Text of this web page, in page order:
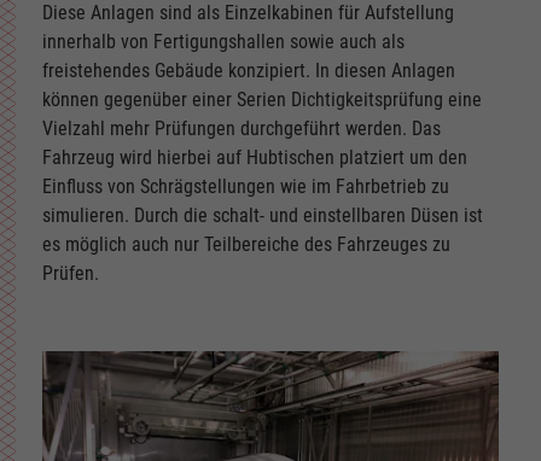
Diese Anlagen sind als Einzelkabinen für Aufstellung
innerhalb von Fertigungshallen sowie auch als
freistehendes Gebäude konzipiert. In diesen Anlagen
können gegenüber einer Serien Dichtigkeitsprüfung eine
Vielzahl mehr Prüfungen durchgeführt werden. Das
Fahrzeug wird hierbei auf Hubtischen platziert um den
Einfluss von Schrägstellungen wie im Fahrbetrieb zu
simulieren. Durch die schalt- und einstellbaren Düsen ist
es möglich auch nur Teilbereiche des Fahrzeuges zu
Prüfen.